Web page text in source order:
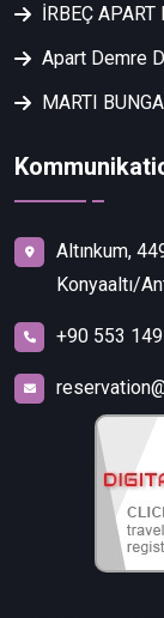
İRBEÇ
Apart Demre
MARTI
Altınkum,
Konyaaltı/
+90 553